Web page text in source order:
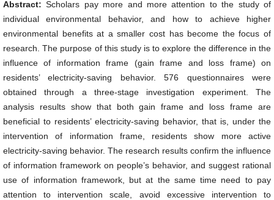
Abstract:Scholars pay more and more attention to the study of
individual environmental behavior, and how to achieve higher
environmental benefits at a smaller cost has become the focus of
research. The purpose of this study is to explore the difference in the
influence of information frame (gain frame and loss frame) on
residents’ electricity-saving behavior. 576 questionnaires were
obtained through a three-stage investigation experiment. The
analysis results show that both gain frame and loss frame are
beneficial to residents’ electricity-saving behavior, that is, under the
intervention of information frame, residents show more active
electricity-saving behavior. The research results confirm the influence
of information framework on people’s behavior, and suggest rational
use of information framework, but at the same time need to pay
attention to intervention scale, avoid excessive intervention to